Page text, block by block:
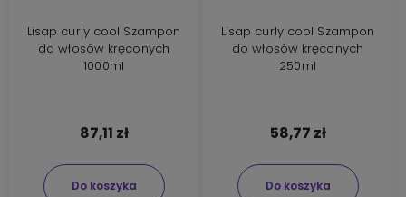
Lisap curly cool Szampon
do włosów kręconych
1000ml
87,11 zł
Do koszyka
Lisap curly cool Szampon
do włosów kręconych
250ml
58,77 zł
Do koszyka